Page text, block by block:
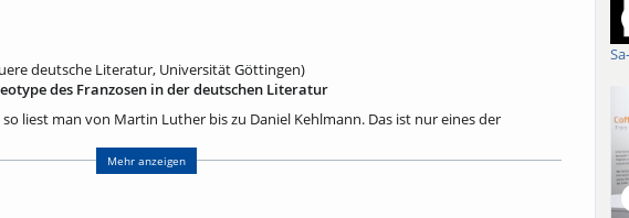
deutsche Literatur, Universität Göttingen)
des Franzosen in der deutschen Literatur
liest man von Martin Luther bis zu Daniel Kehlmann. Das ist nur eines der
Zudem gibt es nicht nur negative, sondern auch positive Stereotype des
Literatur zeigt, woher solche Stereotype kommen und welche Funktion sie in
Mehr anzeigen